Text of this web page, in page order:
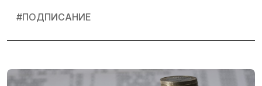
#ПОДПИСАНИЕ